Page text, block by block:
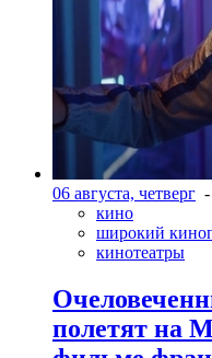
06 августа, четверг -
кино
широкий
кинотеатры
полетят на